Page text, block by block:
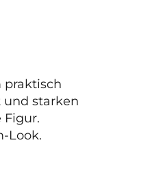
praktisch
und starken
Figur.
Look.